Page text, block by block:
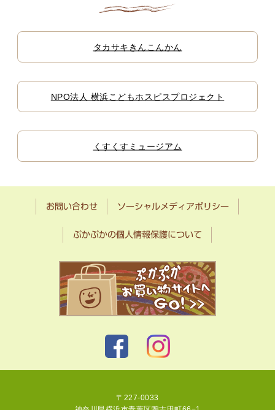
タカサキきんこんかん
NPO法人 横浜こどもホスピスプロジェクト
くすくすミュージアム
お問い合わせ ソーシャルメディアポリシー
ぷかぷかの個人情報保護について
〒227-0033